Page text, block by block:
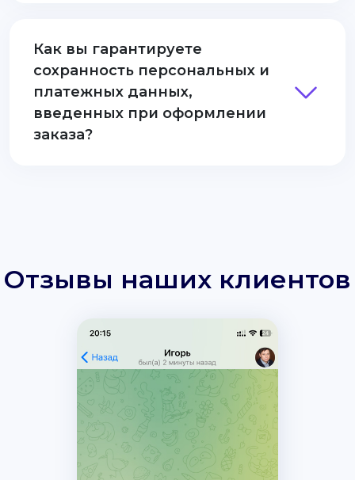
Как вы гарантируете
сохранность персональных и
платежных данных,
введенных при оформлении
заказа?
Отзывы наших клиентов